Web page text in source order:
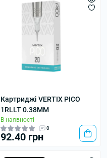
Картриджі VERTIX PICO
1RLLT 0.38MM
В наявності
0
92.40 грн